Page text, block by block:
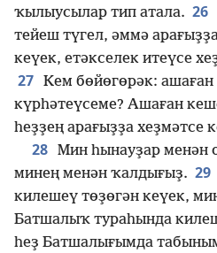
ҡылыусылар тип атала. 26
тейеш түгел, әммә
кеүек, етәкселек итеүсе
27 Кем бөйөгөрәк:
күрһәтеүсеме? Ашаған
һеҙҙең арағыҙҙа хеҙмәтсе
28 Мин һынауҙар менән
минең менән ҡалдығыҙ. 29
килешеү төҙөгән кеүек,
Батшалыҡ тураһында
һеҙ Батшалығымда